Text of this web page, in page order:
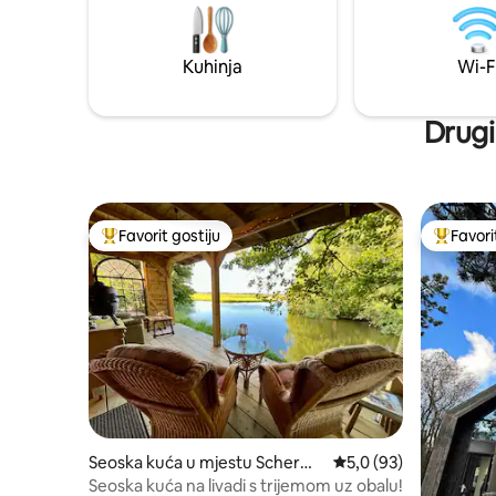
sunčanje, trpezarijskim stolom na
otvorenom, roštiljem, rernom za picu i
zadivljujućim pogledom na jezero. Za
vlasnike pasa: Objekat je ograđen😊
Kuhinja Wi-
Glavni favorit gostiju
Favorit gostiju
Seoska kuća u mjestu Scherm
erhorn
prosječna ocjena 5,0
5,0 (93)
Seoska kuća na livadi s trijemom uz obalu!
Glavni